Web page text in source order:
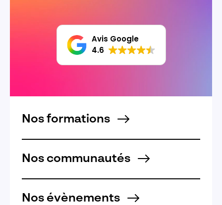
Avis Google
4.6
Nos formations
Nos communautés
Nos évènements